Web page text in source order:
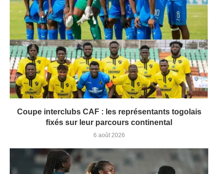
Coupe interclubs CAF : les représentants togolais
fixés sur leur parcours continental
6 août 2026